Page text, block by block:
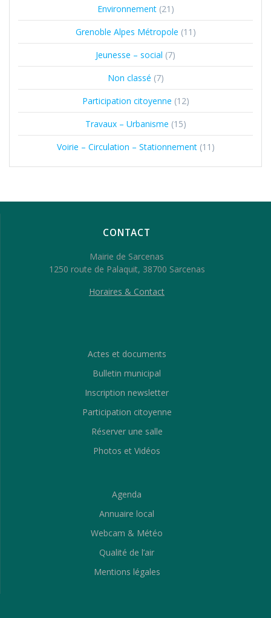
Environnement(21)
Grenoble Alpes Métropole (11)
Jeunesse – social (7)
Non classé (7)
Participation citoyenne (12)
Travaux – Urbanisme (15)
Voirie – Circulation – Stationnement(11)
CONTACT
Mairie de Sarcenas
1250 route de Palaquit, 38700 Sarcenas
Horaires & Contact
Actes et documents
Bulletin municipal
Inscription newsletter
Participation citoyenne
Réserver une salle
Photos et Vidéos
Agenda
Annuaire local
Webcam & Météo
Qualité de l’air
Mentions légales